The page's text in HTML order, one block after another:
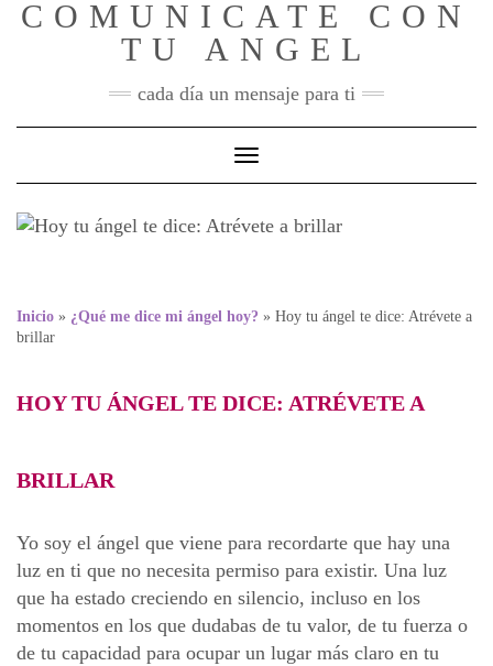
SkipCOMUNICATE CON
TU ANGEL
cada día un mensaje para ti
Toggle Navigation
Hoy tu ángel te dice:
Atrévete a brillar
Inicio » ¿Qué me dice mi ángel hoy? » Hoy tu ángel te dice: Atrévete a
brillar
HOY TU ÁNGEL TE DICE: ATRÉVETE A
BRILLAR
Yo soy el ángel que viene para recordarte que hay una
luz en ti que no necesita permiso para existir. Una luz
que ha estado creciendo en silencio, incluso en los
momentos en los que dudabas de tu valor, de tu fuerza o
de tu capacidad para ocupar un lugar más claro en tu